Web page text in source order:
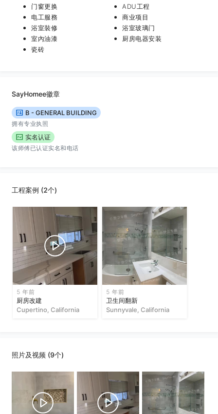
门窗更换
电工服務
浴室裝修
室內油漆
瓷砖
ADU工程
商业项目
浴室玻璃门
厨房电器安装
SayHomee徽章
B - GENERAL BUILDING
拥有专业执照
实名认证
该师傅已认证实名和电话
工程案例 (2个)
5 年前
厨房改建
Cupertino, California
5 年前
卫生间翻新
Sunnyvale, California
照片及视频 (9个)